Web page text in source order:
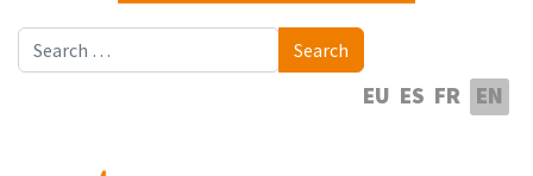
Search Search
EU ES FR EN